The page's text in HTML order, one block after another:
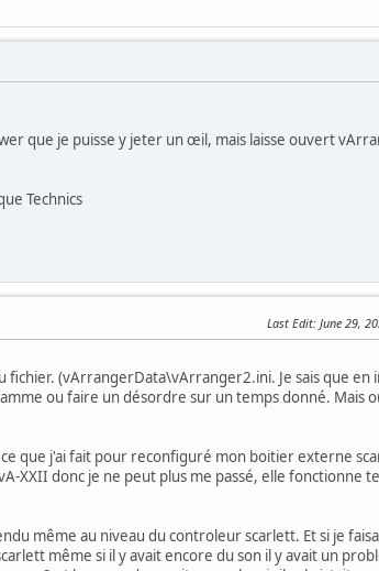
que je puisse y jeter un œil, mais laisse ouvert
Technics
Last Edit: June 29,
fichier. (vArrangerData\vArranger2.ini. Je sais que en
ou faire un désordre sur un temps donné. Mais
que j'ai fait pour reconfiguré mon boitier externe
XXII donc je ne peut plus me passé, elle fonctionne
même au niveau du controleur scarlett. Et si je
même si il y avait encore du son il y avait un